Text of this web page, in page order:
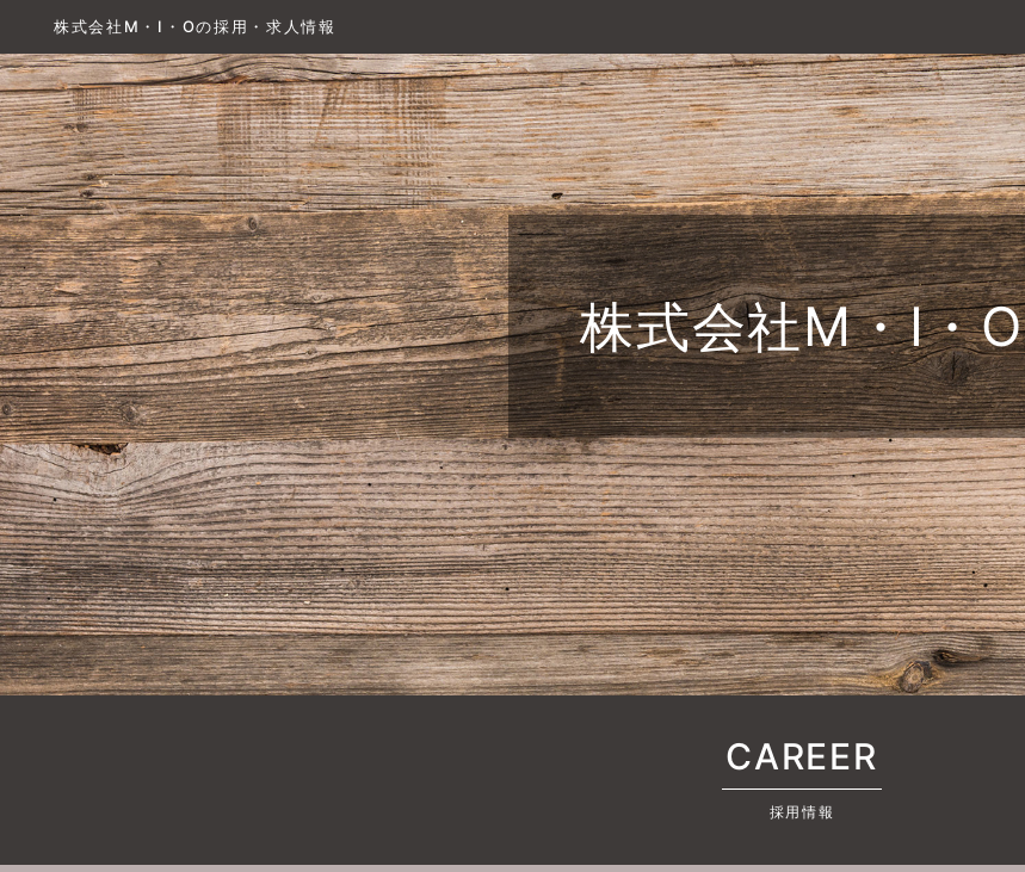
株式会社M・I・Oの採用・求人情報
株式会社M・I・O
CAREER
採用情報